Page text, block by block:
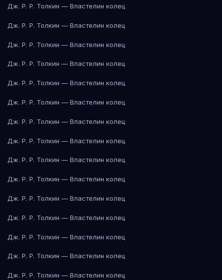
Дж. Р. Р. Толкин — Властелин колец
Дж. Р. Р. Толкин — Властелин колец
Дж. Р. Р. Толкин — Властелин колец
Дж. Р. Р. Толкин — Властелин колец
Дж. Р. Р. Толкин — Властелин колец
Дж. Р. Р. Толкин — Властелин колец
Дж. Р. Р. Толкин — Властелин колец
Дж. Р. Р. Толкин — Властелин колец
Дж. Р. Р. Толкин — Властелин колец
Дж. Р. Р. Толкин — Властелин колец
Дж. Р. Р. Толкин — Властелин колец
Дж. Р. Р. Толкин — Властелин колец
Дж. Р. Р. Толкин — Властелин колец
Дж. Р. Р. Толкин — Властелин колец
Дж. Р. Р. Толкин — Властелин колец